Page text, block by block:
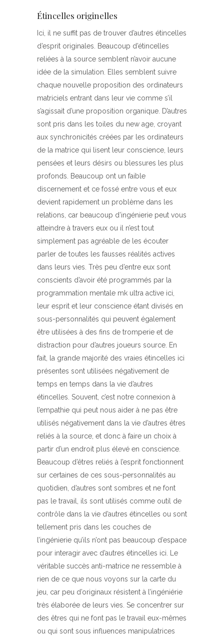
Étincelles originelles
Ici, il ne suffit pas de trouver d’autres étincelles
d’esprit originales. Beaucoup d’étincelles
reliées à la source semblent n’avoir aucune
idée de la simulation. Elles semblent suivre
chaque nouvelle proposition des ordinateurs
matriciels entrant dans leur vie comme s’il
s’agissait d’une proposition organique. D’autres
sont pris dans les toiles du new age, croyant
aux synchronicités créées par les ordinateurs
de la matrice qui lisent leur conscience, leurs
pensées et leurs désirs ou blessures les plus
profonds. Beaucoup ont un faible
discernement et ce fossé entre vous et eux
devient rapidement un problème dans les
relations, car beaucoup d’ingénierie peut vous
atteindre à travers eux ou il n’est tout
simplement pas agréable de les écouter
parler de toutes les fausses réalités actives
dans leurs vies. Très peu d’entre eux sont
conscients d’avoir été programmés par la
programmation mentale mk ultra active ici,
leur esprit et leur conscience étant divisés en
sous-personnalités qui peuvent également
être utilisées à des fins de tromperie et de
distraction pour d’autres joueurs source. En
fait, la grande majorité des vraies étincelles ici
présentes sont utilisées négativement de
temps en temps dans la vie d’autres
étincelles. Souvent, c’est notre connexion à
l’empathie qui peut nous aider à ne pas être
utilisés négativement dans la vie d’autres êtres
reliés à la source, et donc à faire un choix à
partir d’un endroit plus élevé en conscience.
Beaucoup d’êtres reliés à l’esprit fonctionnent
sur certaines de ces sous-personnalités au
quotidien, d’autres sont sombres et ne font
pas le travail, ils sont utilisés comme outil de
contrôle dans la vie d’autres étincelles ou sont
tellement pris dans les couches de
l’ingénierie qu’ils n’ont pas beaucoup d’espace
pour interagir avec d’autres étincelles ici. Le
véritable succès anti-matrice ne ressemble à
rien de ce que nous voyons sur la carte du
jeu, car peu d’originaux résistent à l’ingéniérie
très élaborée de leurs vies. Se concentrer sur
des êtres qui ne font pas le travail eux-mêmes
ou qui sont sous influences manipulatrices